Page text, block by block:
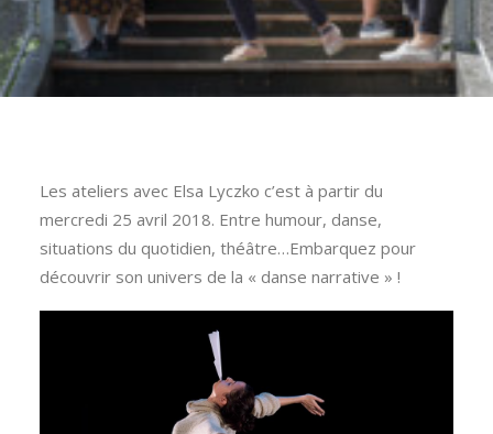
Les ateliers avec Elsa Lyczko c’est à partir du
mercredi 25 avril 2018. Entre humour, danse,
situations du quotidien, théâtre…Embarquez pour
découvrir son univers de la « danse narrative » !